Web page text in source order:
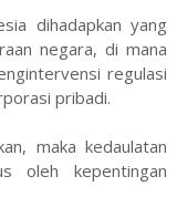
dihadapkan yang
negara, di mana
regulasi
pribadi.
maka kedaulatan
oleh kepentingan